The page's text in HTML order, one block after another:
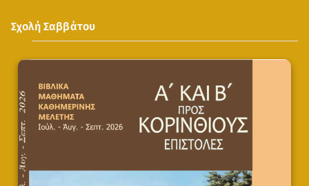
Σχολή Σαββάτου